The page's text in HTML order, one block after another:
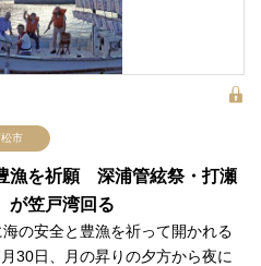
市
漁を祈願 深浦管絃祭・打瀬
が笠戸湾回る
の安全と豊漁を祈って開かれる
月30日、月の昇りの夕方から夜に